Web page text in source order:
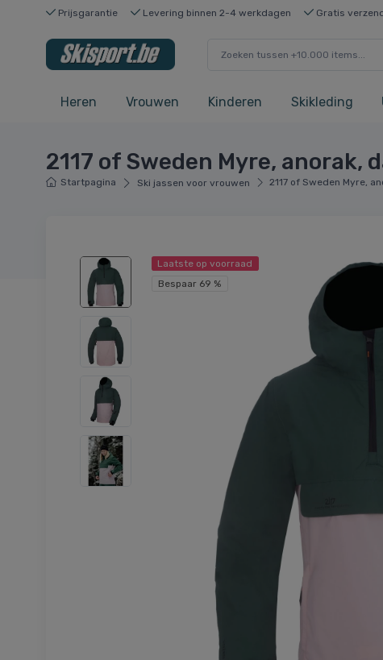
Prijsgarantie Levering binnen 2-4 werkdagen Gratis
Heren Vrouwen Kinderen Skikleding
2117 of Sweden Myre, anorak,
Startpagina Ski jassen voor vrouwen 2117 of Sweden Myre,
Laatste op voorraad
Bespaar 69 %